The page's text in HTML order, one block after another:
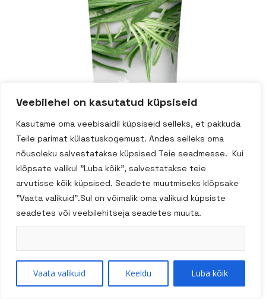
Veebilehel on kasutatud küpsiseid
Kasutame oma veebisaidil küpsiseid selleks, et pakkuda
Teile parimat külastuskogemust. Andes selleks oma
nõusoleku salvestatakse küpsised Teie seadmesse. Kui
klõpsate valikul "Luba kõik", salvestatakse teie
arvutisse kõik küpsised. Seadete muutmiseks klõpsake
"Vaata valikuid".Sul on võimalik oma valikuid küpsiste
seadetes või veebilehitseja seadetes muuta.
Vaata valikuid Keeldu Luba kõik